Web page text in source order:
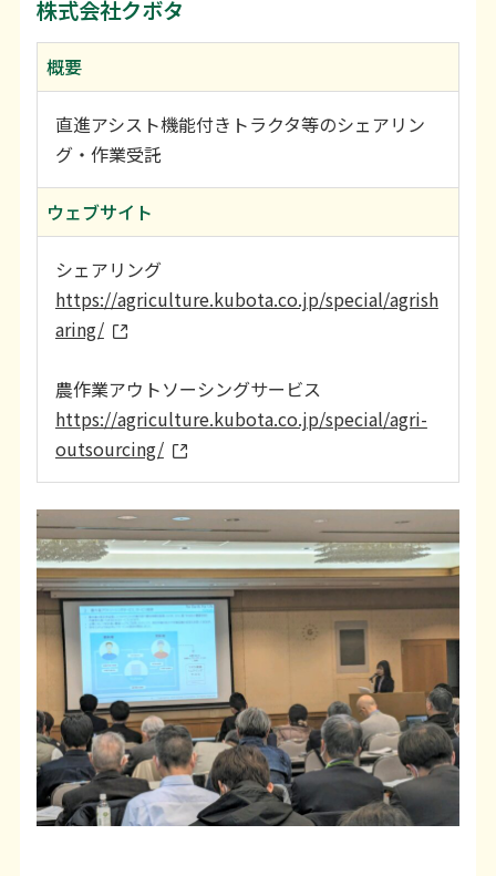
株式会社クボタ
概要
直進アシスト機能付きトラクタ等のシェアリン
グ・作業受託
ウェブサイト
シェアリング
https://agriculture.kubota.co.jp/special/agrish
aring/
農作業アウトソーシングサービス
https://agriculture.kubota.co.jp/special/agri-
outsourcing/